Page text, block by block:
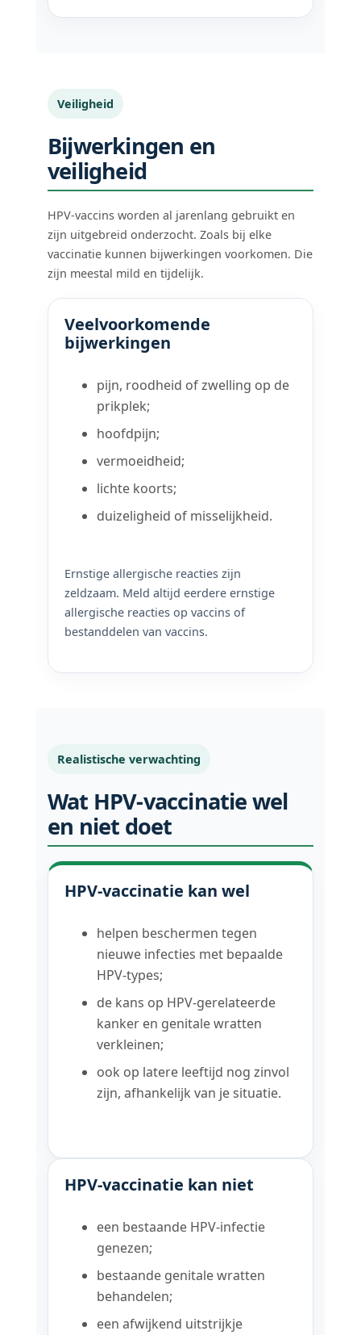
Veiligheid
Bijwerkingen en
veiligheid
HPV-vaccins worden al jarenlang gebruikt en
zijn uitgebreid onderzocht. Zoals bij elke
vaccinatie kunnen bijwerkingen voorkomen. Die
zijn meestal mild en tijdelijk.
Veelvoorkomende
bijwerkingen
pijn, roodheid of zwelling op de
prikplek;
hoofdpijn;
vermoeidheid;
lichte koorts;
duizeligheid of misselijkheid.
Ernstige allergische reacties zijn
zeldzaam. Meld altijd eerdere ernstige
allergische reacties op vaccins of
bestanddelen van vaccins.
Realistische verwachting
Wat HPV-vaccinatie wel
en niet doet
HPV-vaccinatie kan wel
helpen beschermen tegen
nieuwe infecties met bepaalde
HPV-types;
de kans op HPV-gerelateerde
kanker en genitale wratten
verkleinen;
ook op latere leeftijd nog zinvol
zijn, afhankelijk van je situatie.
HPV-vaccinatie kan niet
een bestaande HPV-infectie
genezen;
bestaande genitale wratten
behandelen;
een afwijkend uitstrijkje